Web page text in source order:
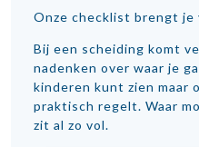
Onze checklist brengt je
Bij een scheiding komt
nadenken over waar je
kinderen kunt zien maar
praktisch regelt. Waar
zit al zo vol.